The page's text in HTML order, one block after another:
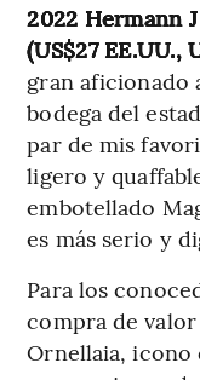
2022 Hermann
(US$27 EE.UU.,
gran aficionado
bodega del
par de mis
ligero y
embotellado
es más serio y
Para los
compra de
Ornellaia, icono